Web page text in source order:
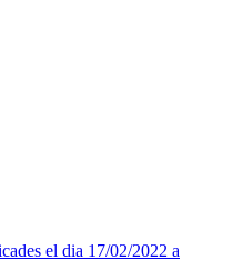
el dia 17/02/2022 a